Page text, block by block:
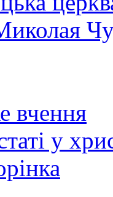
вчення
у